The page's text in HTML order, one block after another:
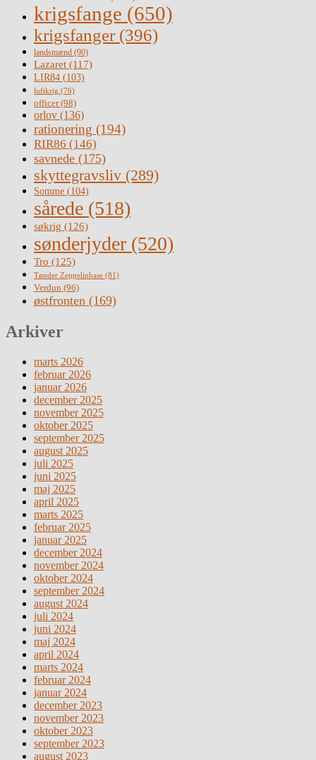
krigsfange (650)
krigsfanger (396)
landsmænd (90)
Lazaret (117)
LIR84 (103)
luftkrig (76)
officer(98)
orlov (136)
rationering (194)
RIR86 (146)
savnede (175)
skyttegravsliv (289)
Somme (104)
sårede (518)
søkrig (126)
sønderjyder (520)
Tro (125)
Tønder Zeppelinbase (81)
Verdun (96)
østfronten (169)
Arkiver
marts 2026
februar 2026
januar 2026
december 2025
november 2025
oktober 2025
september 2025
august 2025
juli 2025
juni 2025
maj 2025
april 2025
marts 2025
februar 2025
januar 2025
december 2024
november 2024
oktober 2024
september 2024
august 2024
juli 2024
juni 2024
maj 2024
april 2024
marts 2024
februar 2024
januar 2024
december 2023
november 2023
oktober 2023
september 2023
august 2023